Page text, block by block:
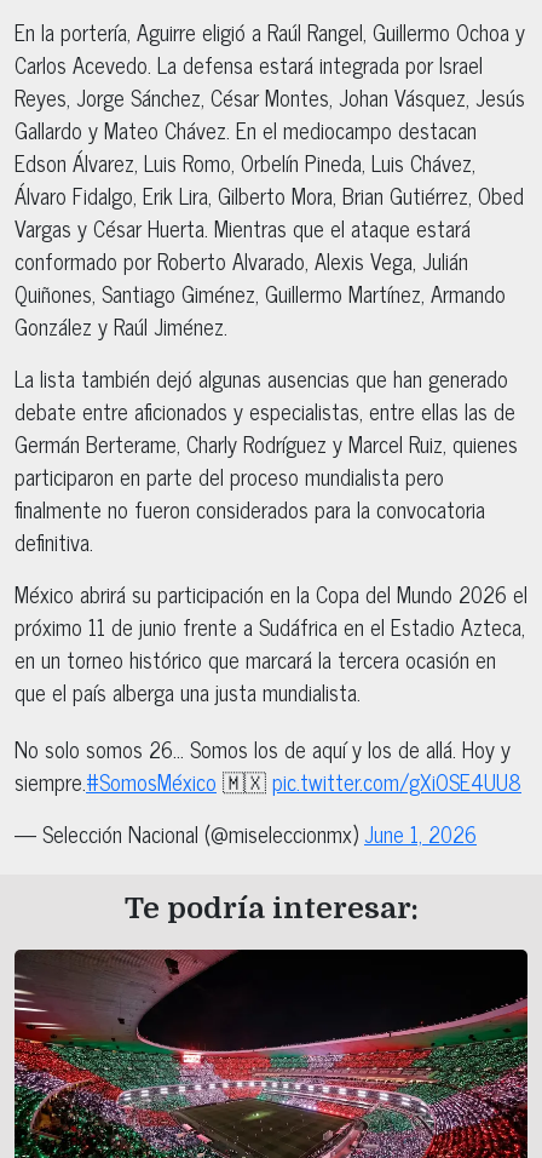
En la portería, Aguirre eligió a Raúl Rangel, Guillermo Ochoa y
Carlos Acevedo. La defensa estará integrada por Israel
Reyes, Jorge Sánchez, César Montes, Johan Vásquez, Jesús
Gallardo y Mateo Chávez. En el mediocampo destacan
Edson Álvarez, Luis Romo, Orbelín Pineda, Luis Chávez,
Álvaro Fidalgo, Erik Lira, Gilberto Mora, Brian Gutiérrez, Obed
Vargas y César Huerta. Mientras que el ataque estará
conformado por Roberto Alvarado, Alexis Vega, Julián
Quiñones, Santiago Giménez, Guillermo Martínez, Armando
González y Raúl Jiménez.
La lista también dejó algunas ausencias que han generado
debate entre aficionados y especialistas, entre ellas las de
Germán Berterame, Charly Rodríguez y Marcel Ruiz, quienes
participaron en parte del proceso mundialista pero
finalmente no fueron considerados para la convocatoria
definitiva.
México abrirá su participación en la Copa del Mundo 2026 el
próximo 11 de junio frente a Sudáfrica en el Estadio Azteca,
en un torneo histórico que marcará la tercera ocasión en
que el país alberga una justa mundialista.
No solo somos 26… Somos los de aquí y los de allá. Hoy y
siempre.#SomosMéxico 🇲🇽pic.twitter.com/gXiOSE4UU8
— Selección Nacional (@miseleccionmx)June 1, 2026
Te podría interesar: